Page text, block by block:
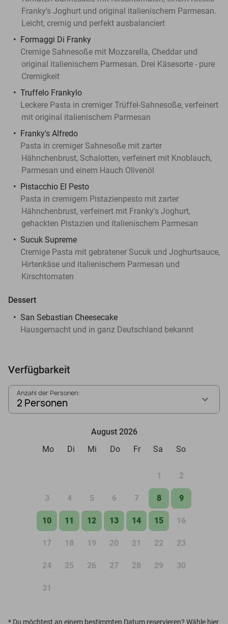
Franky's Joghurt und original italienischem Parmesan.
Leicht, cremig und perfekt ausbalanciert
Formaggi Di Franky
Cremige Sahnesoße mit Mozzarella, Cheddar und
original italienischem Parmesan. Drei Käsesorte - pure
Cremigkeit
Truffelo Frankylo
Leckere Pasta in cremiger Trüffel-Sahnesoße, verfeinert
mit original italienischem Parmesan
Franky's Alfredo
Pasta in cremiger Sahnesoße mit zarter
Hähnchenbrust, Schalotten, verfeinert mit Knoblauch,
Parmesan und einem Hauch Olivenöl
Pistacchio El Pesto
Pasta in cremigem Pistazienpesto mit zarter
Hähnchenbrust, verfeinert mit Franky's Joghurt,
gehackten Pistazien und italienischem Parmesan
Sucuk Supreme
Cremige Pasta mit gebratener Sucuk und Joghurtsauce,
Hirtenkäse und italienischem Parmesan und
Kirschtomaten
Dessert
San Sebastian Cheesecake
Hausgemacht und in ganz Deutschland bekannt
Verfügbarkeit
Anzahl der Personen:
2 Personen
August 2026
Mo
Di Mi Do Fr Sa So
1 2
3 4 5 6 7 8 9
10 11 12 13 14 15 16
17 18 19 20 21 22 23
24 25 26 27 28 29 30
31
* Du möchtest an einem bestimmten Datum reservieren? Wähle hier